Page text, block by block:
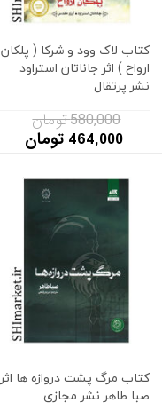
کتاب لاک وود و شرکا ( پلکان
ارواح ) اثر جاناتان استراود
نشر پرتقال
580,000 تومان
464,000 تومان
کتاب مرگ پشت دروازه ها اثر
صبا طاهر نشر مجازی